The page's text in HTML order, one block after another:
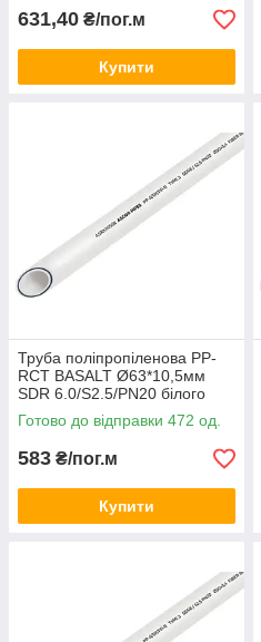
631,40 ₴/пог.м
Купити
Труба поліпропіленова PP-
RCT BASALT Ø63*10,5мм
SDR 6.0/S2.5/PN20 білого
кольору (кратно 4м.п.) Asco®
Готово до відправки 472 од.
583 ₴/пог.м
Купити